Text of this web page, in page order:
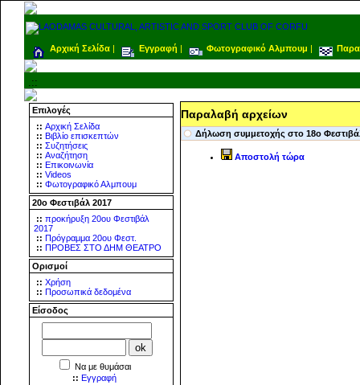
Αρχική Σελίδα | Εγγραφή | Φωτογραφικό Αλμπουμ |
.::
Επιλογές
:: Αρχική Σελίδα
:: Βιβλίο επισκεπτών
:: Συζητήσεις
:: Αναζήτηση
:: Επικοινωνία
:: Videos
:: Φωτογραφικό Αλμπουμ
20ο Φεστιβάλ 2017
:: προκήρυξη 20ου Φεστιβάλ
2017
:: Πρόγραμμα 20ου Φεστ.
:: ΠΡΟΒΕΣ ΣΤΟ ΔΗΜ ΘΕΑΤΡΟ
Ορισμοί
:: Χρήση
:: Προσωπικά δεδομένα
Είσοδος
Να με θυμάσαι
:: Εγγραφή
Παραλαβή αρχείων
Δήλωση συμμετοχής στο 18ο
Αποστολή τώρα